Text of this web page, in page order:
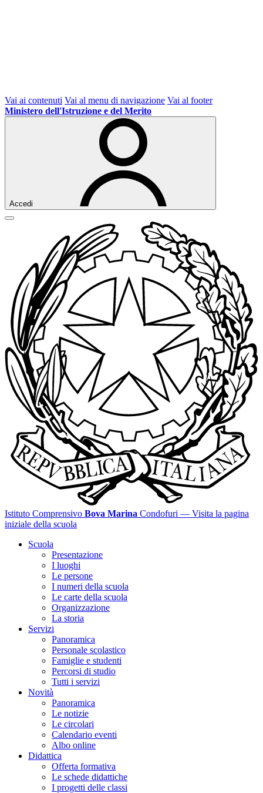
Vai ai contenuti Vai al menu di navigazione Vai al footer
Ministero dell'Istruzione e del Merito
Accedi
Istituto Comprensivo Bova Marina Condofuri — Visita la pagina
iniziale della scuola
Scuola
Presentazione
I luoghi
Le persone
I numeri della scuola
Le carte della scuola
Organizzazione
La storia
Servizi
Panoramica
Personale scolastico
Famiglie e studenti
Percorsi di studio
Tutti i servizi
Novità
Panoramica
Le notizie
Le circolari
Calendario eventi
Albo online
Didattica
Offerta formativa
Le schede didattiche
I progetti delle classi